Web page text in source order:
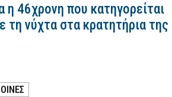
46χρονη που κατηγορείται
τη νύχτα στα κρατητήρια της